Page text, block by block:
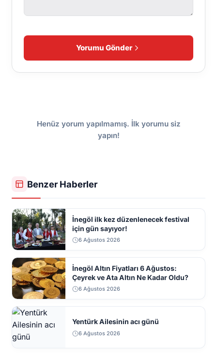
Yorumu Gönder
Henüz yorum yapılmamış. İlk yorumu siz
yapın!
Benzer Haberler
İnegöl ilk kez düzenlenecek festival
için gün sayıyor!
6 Ağustos 2026
İnegöl Altın Fiyatları 6 Ağustos:
Çeyrek ve Ata Altın Ne Kadar Oldu?
6 Ağustos 2026
Yentürk Ailesinin acı günü
6 Ağustos 2026